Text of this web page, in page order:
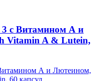
3 с Витамином А и
Vitamin A & Lutein,